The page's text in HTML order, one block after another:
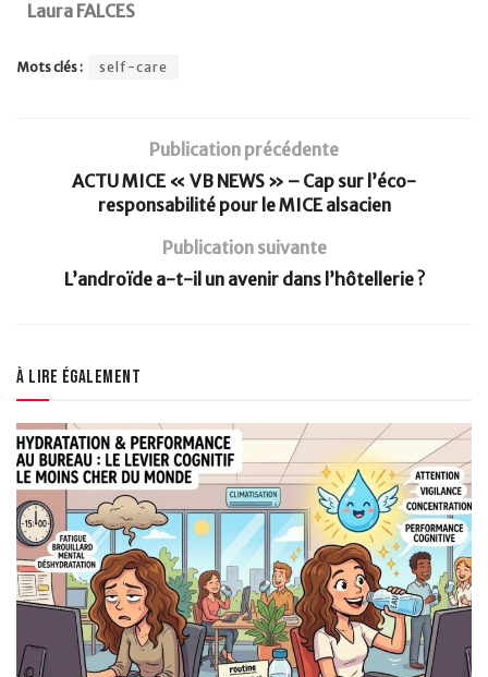
Laura FALCES
Mots clés : self-care
Publication précédente
ACTU MICE « VB NEWS » – Cap sur l’éco-
responsabilité pour le MICE alsacien
Publication suivante
L’androïde a-t-il un avenir dans l’hôtellerie ?
À lire également